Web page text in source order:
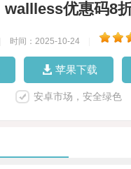
wallless优惠码8
时间：2025-10-24
苹果下载
安卓市场，安全绿色